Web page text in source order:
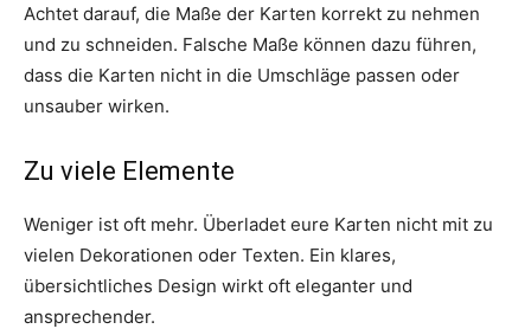
Achtet darauf, die Maße der Karten korrekt zu nehmen
und zu schneiden. Falsche Maße können dazu führen,
dass die Karten nicht in die Umschläge passen oder
unsauber wirken.
Zu viele Elemente
Weniger ist oft mehr. Überladet eure Karten nicht mit zu
vielen Dekorationen oder Texten. Ein klares,
übersichtliches Design wirkt oft eleganter und
ansprechender.